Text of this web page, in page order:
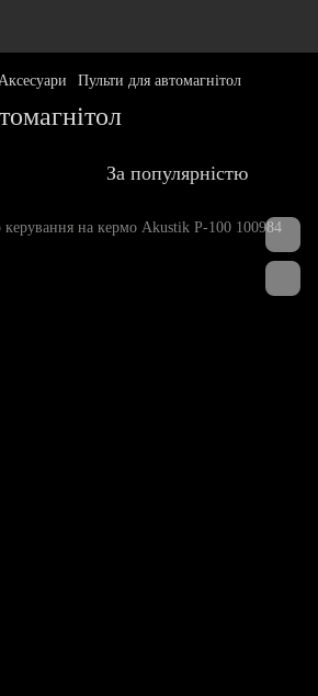
Пульти для автомагнітол
За популярністю